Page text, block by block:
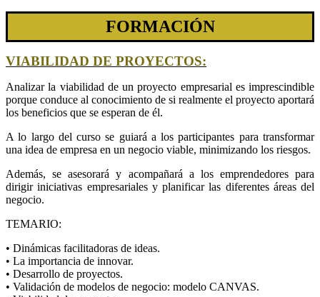
FORMACIÓN
VIABILIDAD DE PROYECTOS:
Analizar la viabilidad de un proyecto empresarial es imprescindible
porque conduce al conocimiento de si realmente el proyecto aportará
los beneficios que se esperan de él.
A lo largo del curso se guiará a los participantes para transformar
una idea de empresa en un negocio viable, minimizando los riesgos.
Además, se asesorará y acompañará a los emprendedores para
dirigir iniciativas empresariales y planificar las diferentes áreas del
negocio.
TEMARIO:
• Dinámicas facilitadoras de ideas.
• La importancia de innovar.
• Desarrollo de proyectos.
• Validación de modelos de negocio: modelo CANVAS.